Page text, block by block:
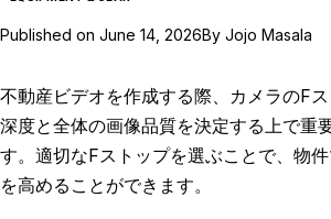
Published on June 14, 2026By Jojo Masala
不動産ビデオを作成する際、カメラのF
深度と全体の画像品質を決定する上で重
す。適切なFストップを選ぶことで、物
を高めることができます。